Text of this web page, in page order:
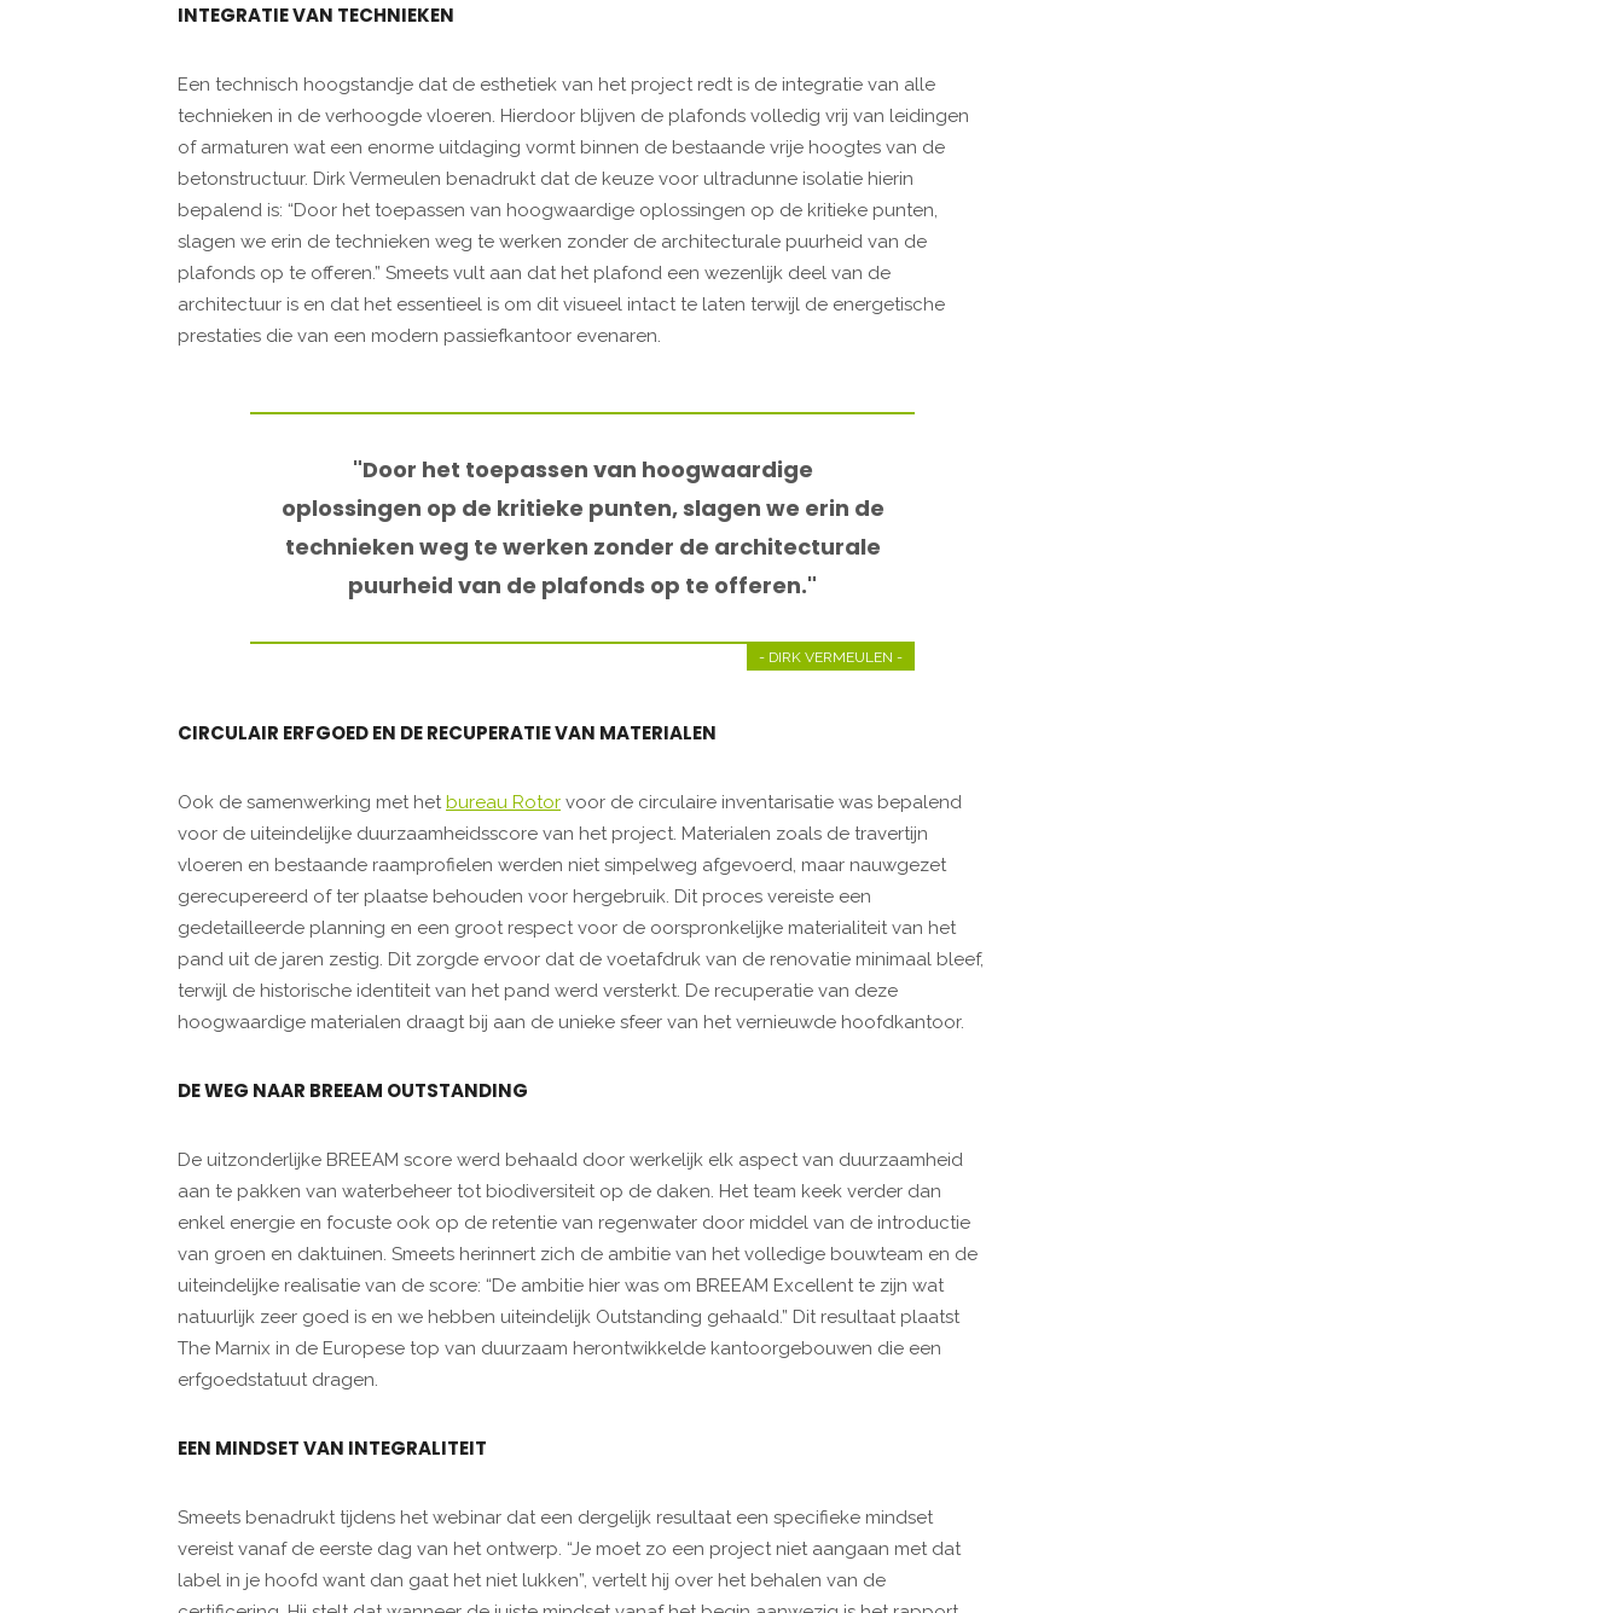
INTEGRATIE VAN TECHNIEKEN
Een technisch hoogstandje dat de esthetiek van het project redt is de integratie van alle
technieken in de verhoogde vloeren. Hierdoor blijven de plafonds volledig vrij van leidingen
of armaturen wat een enorme uitdaging vormt binnen de bestaande vrije hoogtes van de
betonstructuur. Dirk Vermeulen benadrukt dat de keuze voor ultradunne isolatie hierin
bepalend is: “Door het toepassen van hoogwaardige oplossingen op de kritieke punten,
slagen we erin de technieken weg te werken zonder de architecturale puurheid van de
plafonds op te offeren.” Smeets vult aan dat het plafond een wezenlijk deel van de
architectuur is en dat het essentieel is om dit visueel intact te laten terwijl de energetische
prestaties die van een modern passiefkantoor evenaren.
"Door het toepassen van hoogwaardige
oplossingen op de kritieke punten, slagen we erin de
technieken weg te werken zonder de architecturale
puurheid van de plafonds op te offeren."
- DIRK VERMEULEN -
CIRCULAIR ERFGOED EN DE RECUPERATIE VAN MATERIALEN
Ook de samenwerking met hetbureau Rotor voor de circulaire inventarisatie was bepalend
voor de uiteindelijke duurzaamheidsscore van het project. Materialen zoals de travertijn
vloeren en bestaande raamprofielen werden niet simpelweg afgevoerd, maar nauwgezet
gerecupereerd of ter plaatse behouden voor hergebruik. Dit proces vereiste een
gedetailleerde planning en een groot respect voor de oorspronkelijke materialiteit van het
pand uit de jaren zestig. Dit zorgde ervoor dat de voetafdruk van de renovatie minimaal bleef,
terwijl de historische identiteit van het pand werd versterkt. De recuperatie van deze
hoogwaardige materialen draagt bij aan de unieke sfeer van het vernieuwde hoofdkantoor.
DE WEG NAAR BREEAM OUTSTANDING
De uitzonderlijke BREEAM score werd behaald door werkelijk elk aspect van duurzaamheid
aan te pakken van waterbeheer tot biodiversiteit op de daken. Het team keek verder dan
enkel energie en focuste ook op de retentie van regenwater door middel van de introductie
van groen en daktuinen. Smeets herinnert zich de ambitie van het volledige bouwteam en de
uiteindelijke realisatie van de score: “De ambitie hier was om BREEAM Excellent te zijn wat
natuurlijk zeer goed is en we hebben uiteindelijk Outstanding gehaald.” Dit resultaat plaatst
The Marnix in de Europese top van duurzaam herontwikkelde kantoorgebouwen die een
erfgoedstatuut dragen.
EEN MINDSET VAN INTEGRALITEIT
Smeets benadrukt tijdens het webinar dat een dergelijk resultaat een specifieke mindset
vereist vanaf de eerste dag van het ontwerp. “Je moet zo een project niet aangaan met dat
label in je hoofd want dan gaat het niet lukken”, vertelt hij over het behalen van de